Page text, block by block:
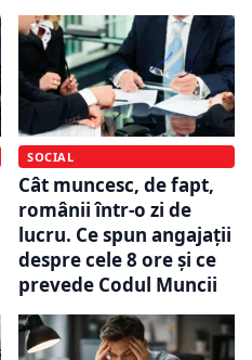
SOCIAL
Cât muncesc, de fapt,
românii într-o zi de
lucru. Ce spun angajații
despre cele 8 ore și ce
prevede Codul Muncii